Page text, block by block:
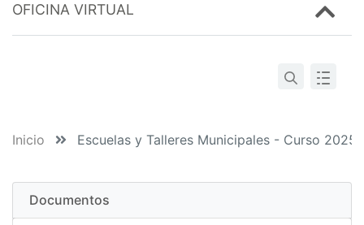
OFICINA VIRTUAL
Inicio Escuelas y Talleres Municipales - Curso
Documentos